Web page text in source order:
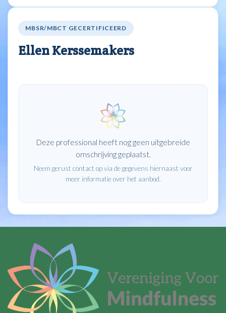
MBSR/MBCT GECERTIFICEERD
Ellen Kerssemakers
Deze professional heeft nog geen uitgebreide
omschrijving geplaatst.
Neem gerust contact op via de gegevens hiernaast voor
meer informatie over het aanbod.